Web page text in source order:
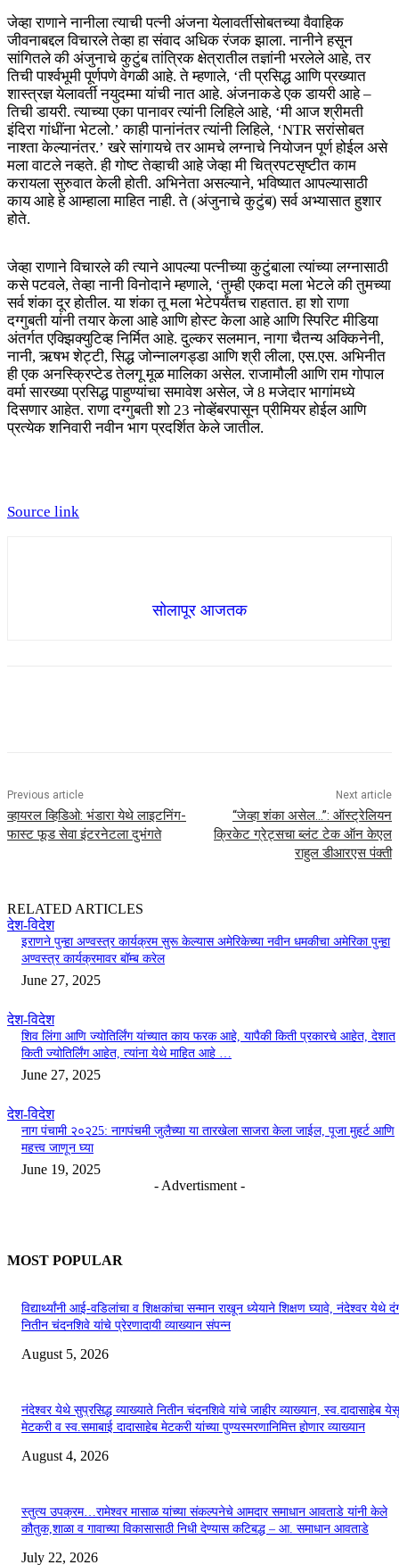
जेव्हा राणाने नानीला त्याची पत्नी अंजना येलावर्तीसोबतच्या वैवाहिक
जीवनाबद्दल विचारले तेव्हा हा संवाद अधिक रंजक झाला. नानीने हसून
सांगितले की अंजुनाचे कुटुंब तांत्रिक क्षेत्रातील तज्ञांनी भरलेले आहे, तर
तिची पार्श्वभूमी पूर्णपणे वेगळी आहे. ते म्हणाले, ‘ती प्रसिद्ध आणि प्रख्यात
शास्त्रज्ञ येलावर्ती नयुदम्मा यांची नात आहे. अंजनाकडे एक डायरी आहे –
तिची डायरी. त्याच्या एका पानावर त्यांनी लिहिले आहे, ‘मी आज श्रीमती
इंदिरा गांधींना भेटलो.’ काही पानांनंतर त्यांनी लिहिले, ‘NTR सरांसोबत
नाश्ता केल्यानंतर.’ खरे सांगायचे तर आमचे लग्नाचे नियोजन पूर्ण होईल असे
मला वाटले नव्हते. ही गोष्ट तेव्हाची आहे जेव्हा मी चित्रपटसृष्टीत काम
करायला सुरुवात केली होती. अभिनेता असल्याने, भविष्यात आपल्यासाठी
काय आहे हे आम्हाला माहित नाही. ते (अंजुनाचे कुटुंब) सर्व अभ्यासात हुशार
होते.
जेव्हा राणाने विचारले की त्याने आपल्या पत्नीच्या कुटुंबाला त्यांच्या लग्नासाठी
कसे पटवले, तेव्हा नानी विनोदाने म्हणाले, ‘तुम्ही एकदा मला भेटले की तुमच्या
सर्व शंका दूर होतील. या शंका तू मला भेटेपर्यंतच राहतात. हा शो राणा
दग्गुबती यांनी तयार केला आहे आणि होस्ट केला आहे आणि स्पिरिट मीडिया
अंतर्गत एक्झिक्युटिव्ह निर्मित आहे. दुल्कर सलमान, नागा चैतन्य अक्किनेनी,
नानी, ऋषभ शेट्टी, सिद्ध जोन्नालगड्डा आणि श्री लीला, एस.एस. अभिनीत
ही एक अनस्क्रिप्टेड तेलगू मूळ मालिका असेल. राजामौली आणि राम गोपाल
वर्मा सारख्या प्रसिद्ध पाहुण्यांचा समावेश असेल, जे 8 मजेदार भागांमध्ये
दिसणार आहेत. राणा दग्गुबती शो 23 नोव्हेंबरपासून प्रीमियर होईल आणि
प्रत्येक शनिवारी नवीन भाग प्रदर्शित केले जातील.
Source link
सोलापूर आजतक
Previous article
व्हायरल व्हिडिओ: भंडारा येथे लाइटनिंग-
फास्ट फूड सेवा इंटरनेटला दुभंगते
Next article
“जेव्हा शंका असेल…”: ऑस्ट्रेलियन
क्रिकेट ग्रेट्सचा ब्लंट टेक ऑन केएल
राहुल डीआरएस पंक्ती
RELATED ARTICLES
देश-विदेश
इराणने पुन्हा अण्वस्त्र कार्यक्रम सुरू केल्यास अमेरिकेच्या नवीन धमकीचा अमेरिका पुन्हा
अण्वस्त्र कार्यक्रमावर बॉम्ब करेल
June 27, 2025
देश-विदेश
शिव लिंगा आणि ज्योतिर्लिंग यांच्यात काय फरक आहे, यापैकी किती प्रकारचे आहेत, देशात
किती ज्योतिर्लिंग आहेत, त्यांना येथे माहित आहे …
June 27, 2025
देश-विदेश
नाग पंचामी २०२25: नागपंचमी जुलैच्या या तारखेला साजरा केला जाईल, पूजा मुहर्ट आणि
महत्त्व जाणून घ्या
June 19, 2025
- Advertisment -
MOST POPULAR
विद्यार्थ्यांनी आई-वडिलांचा व शिक्षकांचा सन्मान राखून ध्येयाने शिक्षण घ्यावे, नंदेश्वर येथे
नितीन चंदनशिवे यांचे प्रेरणादायी व्याख्यान संपन्न
August 5, 2026
नंदेश्वर येथे सुप्रसिद्ध व्याख्याते नितीन चंदनशिवे यांचे जाहीर व्याख्यान, स्व.दादासाहेब येसू
मेटकरी व स्व.समाबाई दादासाहेब मेटकरी यांच्या पुण्यस्मरणानिमित्त होणार व्याख्यान
August 4, 2026
स्तुत्य उपक्रम…रामेश्वर मासाळ यांच्या संकल्पनेचे आमदार समाधान आवताडे यांनी केले
कौतुक,शाळा व गावाच्या विकासासाठी निधी देण्यास कटिबद्ध – आ. समाधान आवताडे
July 22, 2026